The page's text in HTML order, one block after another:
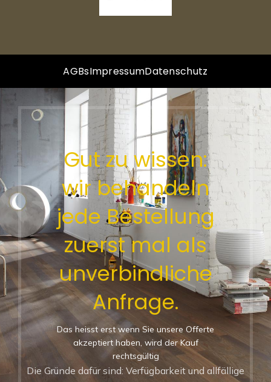
AGBsImpressumDatenschutz
Gut zu wissen:
wir behandeln
jede Bestellung
zuerst mal als
unverbindliche
Anfrage.
Das heisst erst wenn Sie unsere Offerte
akzeptiert haben, wird der Kauf
rechtsgültig
Die Gründe dafür sind: Verfügbarkeit und allfällige